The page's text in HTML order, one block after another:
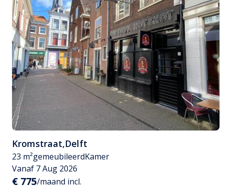
Kromstraat,Delft
23 m²gemeubileerdKamer
Vanaf 7 Aug 2026
€ 775/maand incl.